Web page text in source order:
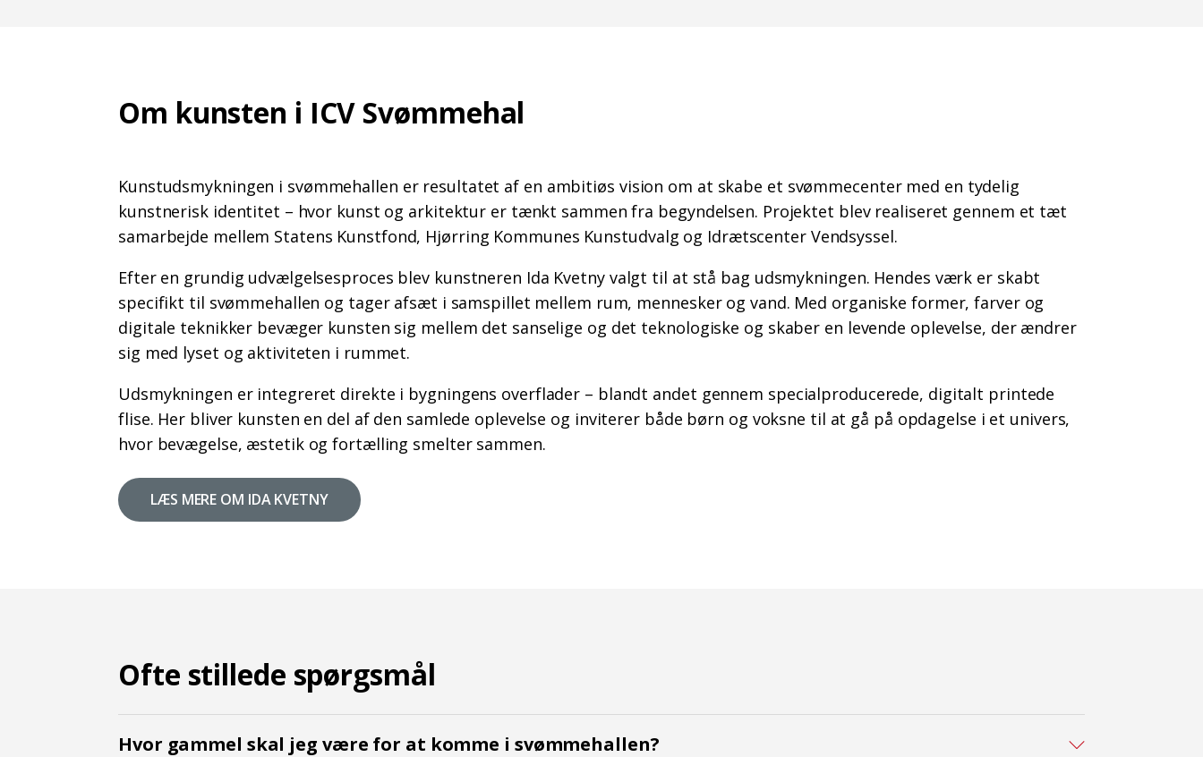
Om kunsten i ICV Svømmehal
Kunstudsmykningen i svømmehallen er resultatet af en ambitiøs vision om at skabe et svømmecenter med en tydelig
kunstnerisk identitet – hvor kunst og arkitektur er tænkt sammen fra begyndelsen. Projektet blev realiseret gennem et tæt
samarbejde mellem Statens Kunstfond, Hjørring Kommunes Kunstudvalg og Idrætscenter Vendsyssel.
Efter en grundig udvælgelsesproces blev kunstneren Ida Kvetny valgt til at stå bag udsmykningen. Hendes værk er skabt
specifikt til svømmehallen og tager afsæt i samspillet mellem rum, mennesker og vand. Med organiske former, farver og
digitale teknikker bevæger kunsten sig mellem det sanselige og det teknologiske og skaber en levende oplevelse, der ændrer
sig med lyset og aktiviteten i rummet.
Udsmykningen er integreret direkte i bygningens overflader – blandt andet gennem specialproducerede, digitalt printede
flise. Her bliver kunsten en del af den samlede oplevelse og inviterer både børn og voksne til at gå på opdagelse i et univers,
hvor bevægelse, æstetik og fortælling smelter sammen.
LÆS MERE OM IDA KVETNY
Ofte stillede spørgsmål
Hvor gammel skal jeg være for at komme i svømmehallen?